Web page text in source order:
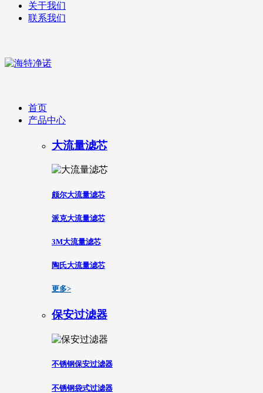
关于我们
联系我们
首页
产品中心
大流量滤芯
颇尔大流量滤芯
派克大流量滤芯
3M大流量滤芯
陶氏大流量滤芯
更多>
保安过滤器
不锈钢保安过滤器
不锈钢袋式过滤器